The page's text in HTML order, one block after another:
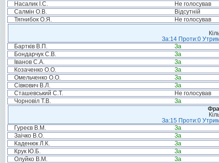
Насалик І.С.
Не голосував
Салмін О.В.
Відсутній
Тягнибок О.Я.
Не голосував
За:14 Проти:0
Бартків В.П.
За
Бондарчук С.В.
За
Іванов С.А.
За
Козаченко О.О.
За
Омельченко О.О.
За
Сівкович В.Л.
За
Сташевський С.Т.
Не голосував
Чорновіл Т.В.
За
За:15 Проти:0
Гуреєв В.М.
За
Заічко В.О.
За
Каденюк Л.К.
За
Крук Ю.Б.
За
Олуйко В.М.
За